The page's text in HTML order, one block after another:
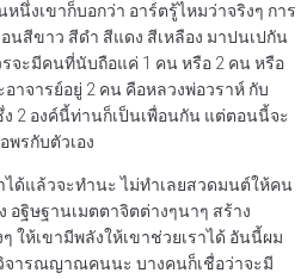
นึ่งเขาก็บอกว่า อาร์ตรู้ไหมว่าจริงๆ การ
นสีขาว สีดำ สีแดง สีเหลือง มาปนเปกัน
จะมีคนที่นับถือแค่ 1 คน หรือ 2 คน หรือ
าจารย์อยู่ 2 คน คือหลวงพ่อวราห์ กับ
2 องค์นี้ท่านก็เป็นเพื่อนกัน แต่ตอนนี้จะ
พรกับตัวเอง
ได้แล้วจะทำนะ ไม่ทำเลยสวดมนต์ให้คน
อฐิษฐานเมตตาจิตต่างๆนาๆ สร้าง
ให้เขามีพลังให้เขาช่วยเราได้ อันนี้ผม
จารณญาณคนนะ บางคนก็เชื่อว่าจะมี